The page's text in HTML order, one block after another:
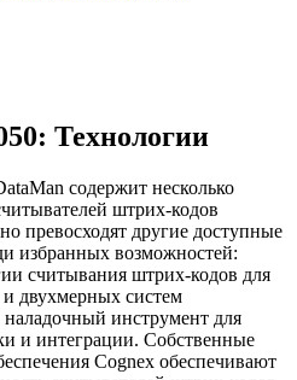
Технологии
содержит несколько
штрих-кодов
превосходят другие доступные
избранных возможностей:
считывания штрих-кодов для
двухмерных систем
инструмент для
и интеграции. Собственные
Cognex обеспечивают